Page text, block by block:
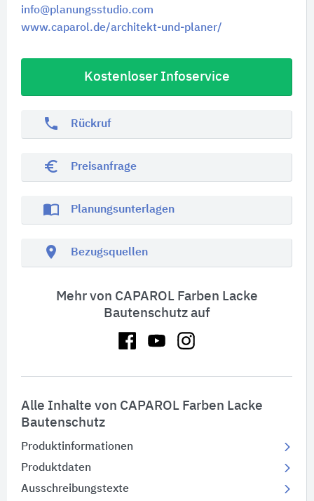
info@planungsstudio.com
www.caparol.de/architekt-und-planer/
Kostenloser Infoservice
phone Rückruf
euro_symbol Preisanfrage
import_contacts Planungsunterlagen
location_on Bezugsquellen
Mehr von CAPAROL Farben Lacke
Bautenschutz auf
Alle Inhalte von CAPAROL Farben Lacke
Bautenschutz
Produktinformationen
Produktdaten
Ausschreibungstexte